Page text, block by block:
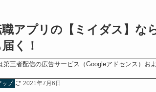
アプリの【ミイダス】な
届く！
第三者配信の広告サービス（Googleアドセンス）
ップ 2021年7月6日